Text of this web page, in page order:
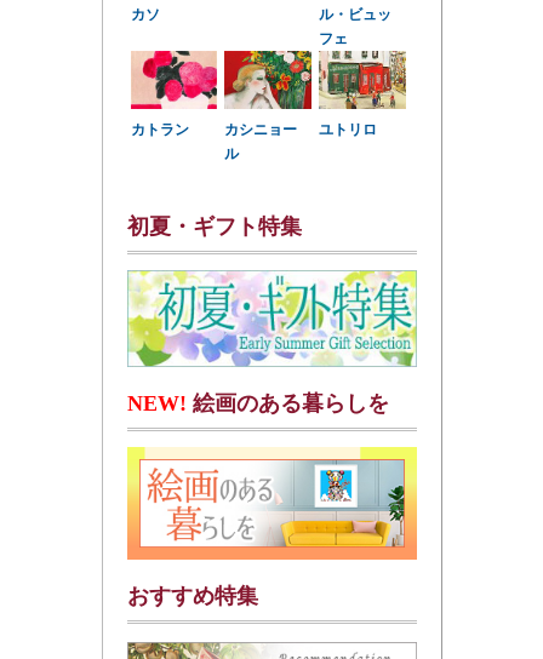
カソ
ル・ビュッ
フェ
カトラン
カシニョー
ル
ユトリロ
初夏・ギフト特集
NEW! 絵画のある暮らしを
おすすめ特集